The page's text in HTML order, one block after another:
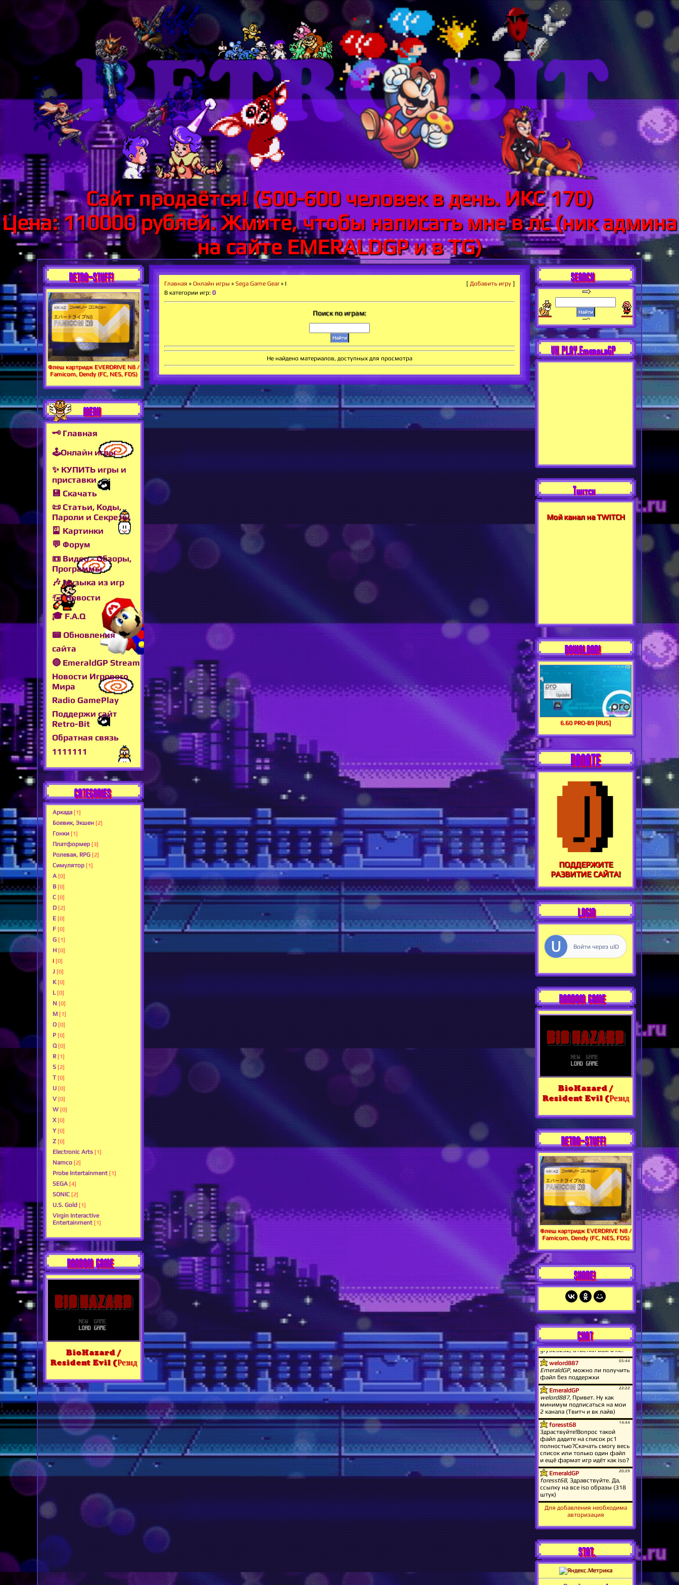
Сайт продаётся! (500-600 человек в день. ИКС 170)
Цена: 110000 рублей. Жмите, чтобы написать мне в лс (ник админа
на сайте EMERALDGP и в TG)
RETRO-STUFF!
Флеш картридж EVERDRIVE N8 /
Famicom, Dendy (FC, NES, FDS)
MENU
🗝 Главная
🕹Онлайн игры
✨ КУПИТЬ игры и
приставки
💾 Скачать
📜 Статьи, Коды,
Пароли и Секреты
🎴 Картинки
💬 Форум
📼 Видео - Обзоры,
Программы
🎶 Музыка из игр
🖅 Новости
🎓 F.A.Q
📟 Обновления
сайта
🔴 EmeraldGP Stream
Новости Игрового
Мира
Radio GamePlay
Поддержи сайт
Retro-Bit
Обратная связь
1111111
CATEGORIES
Аркада [1]
Боевик, Экшен [2]
Гонки [1]
Платформер [3]
Ролевая, RPG [2]
Симулятор [1]
A [0]
B [0]
C [0]
D [2]
E [0]
F [0]
G [1]
H [0]
I [0]
J [0]
K [0]
L [0]
N [0]
M [1]
O [0]
P [0]
Q [0]
R [1]
S [2]
T [0]
U [0]
V [0]
W [0]
X [0]
Y [0]
Z [0]
Electronic Arts [1]
Namco [2]
Probe Intertainment [1]
SEGA [4]
SONIC [2]
U.S. Gold [1]
Virgin Interactive
Entertainment [1]
RANDOM GAME
BioHazard /
Resident Evil (Резид
Главная » Онлайн игры » Sega Game Gear » I [ Добавить игру ]
В категории игр: 0
Поиск по играм:
Не найдено материалов, доступных для просмотра
SEARCH
VK PLAY.EmeraldGP
Twitch
Мой канал на TWITCH
DOWNLOAD!
6.60 PRO-B9 [RUS]
DONATE
ПОДДЕРЖИТЕ
РАЗВИТИЕ САЙТА!
LOGIN
Войти через uID
RANDOM GAME
BioHazard /
Resident Evil (Резид
RETRO-STUFF!
Флеш картридж EVERDRIVE N8 /
Famicom, Dendy (FC, NES, FDS)
SHARE!
CHAT
Для добавления необходима
авторизация
STAT.